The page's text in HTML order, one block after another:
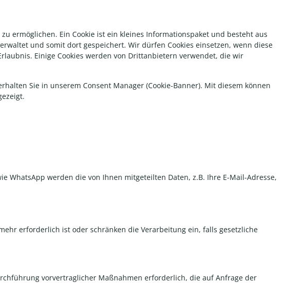
ermöglichen. Ein Cookie ist ein kleines Informationspaket und besteht aus
und somit dort gespeichert. Wir dürfen Cookies einsetzen, wenn diese
Einige Cookies werden von Drittanbietern verwendet, die wir
Sie in unserem Consent Manager (Cookie-Banner). Mit diesem können
WhatsApp werden die von Ihnen mitgeteilten Daten, z.B. Ihre E-Mail-Adresse,
erforderlich ist oder schränken die Verarbeitung ein, falls gesetzliche
vorvertraglicher Maßnahmen erforderlich, die auf Anfrage der